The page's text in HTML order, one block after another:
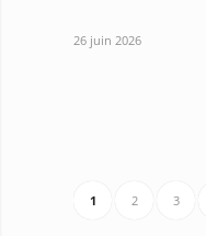
26 juin 2026
1 2 3